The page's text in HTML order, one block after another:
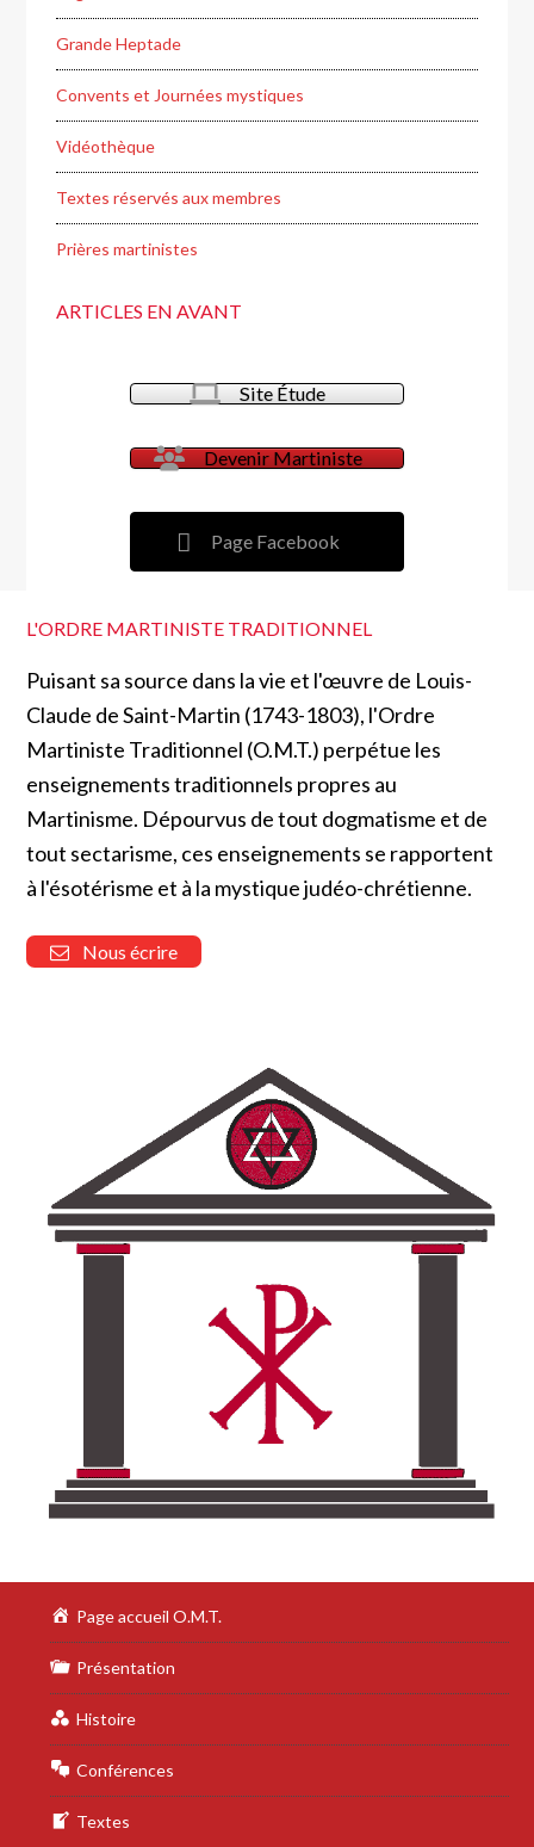
Grande Heptade
Convents et Journées mystiques
Vidéothèque
Textes réservés aux membres
Prières martinistes
ARTICLES EN AVANT
Site Étude
Devenir Martiniste
Page Facebook
L'ORDRE MARTINISTE TRADITIONNEL
Puisant sa source dans la vie et l'œuvre de Louis-
Claude de Saint-Martin (1743-1803), l'Ordre
Martiniste Traditionnel (O.M.T.) perpétue les
enseignements traditionnels propres au
Martinisme. Dépourvus de tout dogmatisme et de
tout sectarisme, ces enseignements se rapportent
à l'ésotérisme et à la mystique judéo-chrétienne.
Nous écrire
Page accueil O.M.T.
Présentation
Histoire
Conférences
Textes